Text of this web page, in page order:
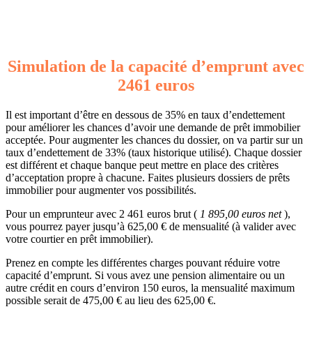
Simulation de la capacité d’emprunt avec
2461 euros
Il est important d’être en dessous de 35% en taux d’endettement
pour améliorer les chances d’avoir une demande de prêt immobilier
acceptée. Pour augmenter les chances du dossier, on va partir sur un
taux d’endettement de 33% (taux historique utilisé). Chaque dossier
est différent et chaque banque peut mettre en place des critères
d’acceptation propre à chacune. Faites plusieurs dossiers de prêts
immobilier pour augmenter vos possibilités.
Pour un emprunteur avec 2 461 euros brut ( 1 895,00 euros net),
vous pourrez payer jusqu’à 625,00 € de mensualité (à valider avec
votre courtier en prêt immobilier).
Prenez en compte les différentes charges pouvant réduire votre
capacité d’emprunt. Si vous avez une pension alimentaire ou un
autre crédit en cours d’environ 150 euros, la mensualité maximum
possible serait de 475,00 € au lieu des 625,00 €.